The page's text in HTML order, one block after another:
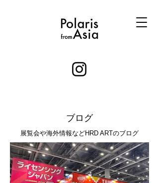
ブログ
​展覧会や海外情報などHRD ARTのブログ